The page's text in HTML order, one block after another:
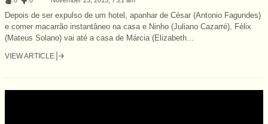
Depois de ser expulso de um hotel, apanhar de César (Antonio Fagundes)
e comer macarrão instantâneo na casa e Ninho (Juliano Cazarré), Félix
(Mateus Solano) vai até a casa de Márcia (Elizabeth...
VIEW ARTICLE